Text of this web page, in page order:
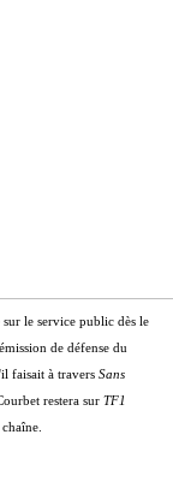
sur le service public dès le
de défense du
faisait à travers Sans
restera sur TF1